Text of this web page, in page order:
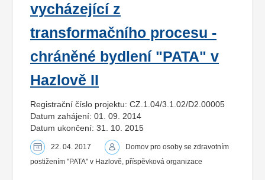
vycházející z
transformačního procesu -
chráněné bydlení "PATA" v
Hazlově II
Registrační číslo projektu: CZ.1.04/3.1.02/D2.00005
Datum zahájení: 01. 09. 2014
Datum ukončení: 31. 10. 2015
22. 04. 2017
Domov pro osoby se zdravotním
postižením "PATA" v Hazlově, příspěvková organizace